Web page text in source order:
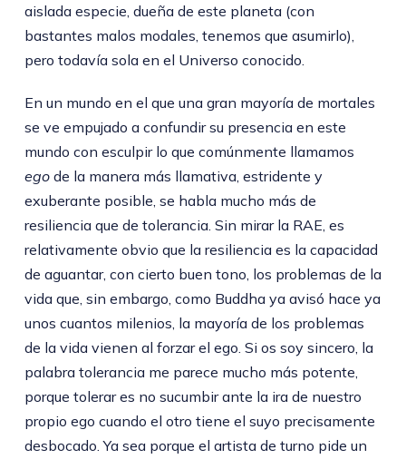
aislada especie, dueña de este planeta (con
bastantes malos modales, tenemos que asumirlo),
pero todavía sola en el Universo conocido.
En un mundo en el que una gran mayoría de mortales
se ve empujado a confundir su presencia en este
mundo con esculpir lo que comúnmente llamamos
ego de la manera más llamativa, estridente y
exuberante posible, se habla mucho más de
resiliencia que de tolerancia. Sin mirar la RAE, es
relativamente obvio que la resiliencia es la capacidad
de aguantar, con cierto buen tono, los problemas de la
vida que, sin embargo, como Buddha ya avisó hace ya
unos cuantos milenios, la mayoría de los problemas
de la vida vienen al forzar el ego. Si os soy sincero, la
palabra tolerancia me parece mucho más potente,
porque tolerar es no sucumbir ante la ira de nuestro
propio ego cuando el otro tiene el suyo precisamente
desbocado. Ya sea porque el artista de turno pide un